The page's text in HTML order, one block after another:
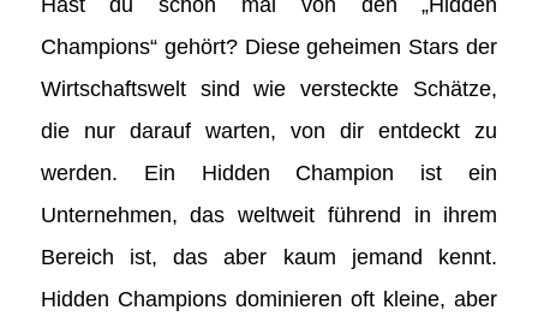
Hast du schon mal von den „Hidden
Champions“ gehört? Diese geheimen Stars der
Wirtschaftswelt sind wie versteckte Schätze,
die nur darauf warten, von dir entdeckt zu
werden. Ein Hidden Champion ist ein
Unternehmen, das weltweit führend in ihrem
Bereich ist, das aber kaum jemand kennt.
Hidden Champions dominieren oft kleine, aber